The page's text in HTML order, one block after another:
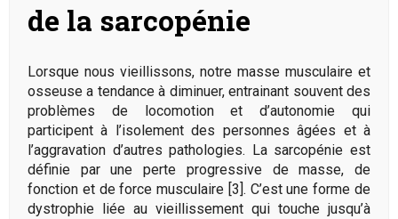
de la sarcopénie
Lorsque nous vieillissons, notre masse musculaire et
osseuse a tendance à diminuer, entrainant souvent des
problèmes de locomotion et d’autonomie qui
participent à l’isolement des personnes âgées et à
l’aggravation d’autres pathologies. La sarcopénie est
définie par une perte progressive de masse, de
fonction et de force musculaire [3]. C’est une forme de
dystrophie liée au vieillissement qui touche jusqu’à